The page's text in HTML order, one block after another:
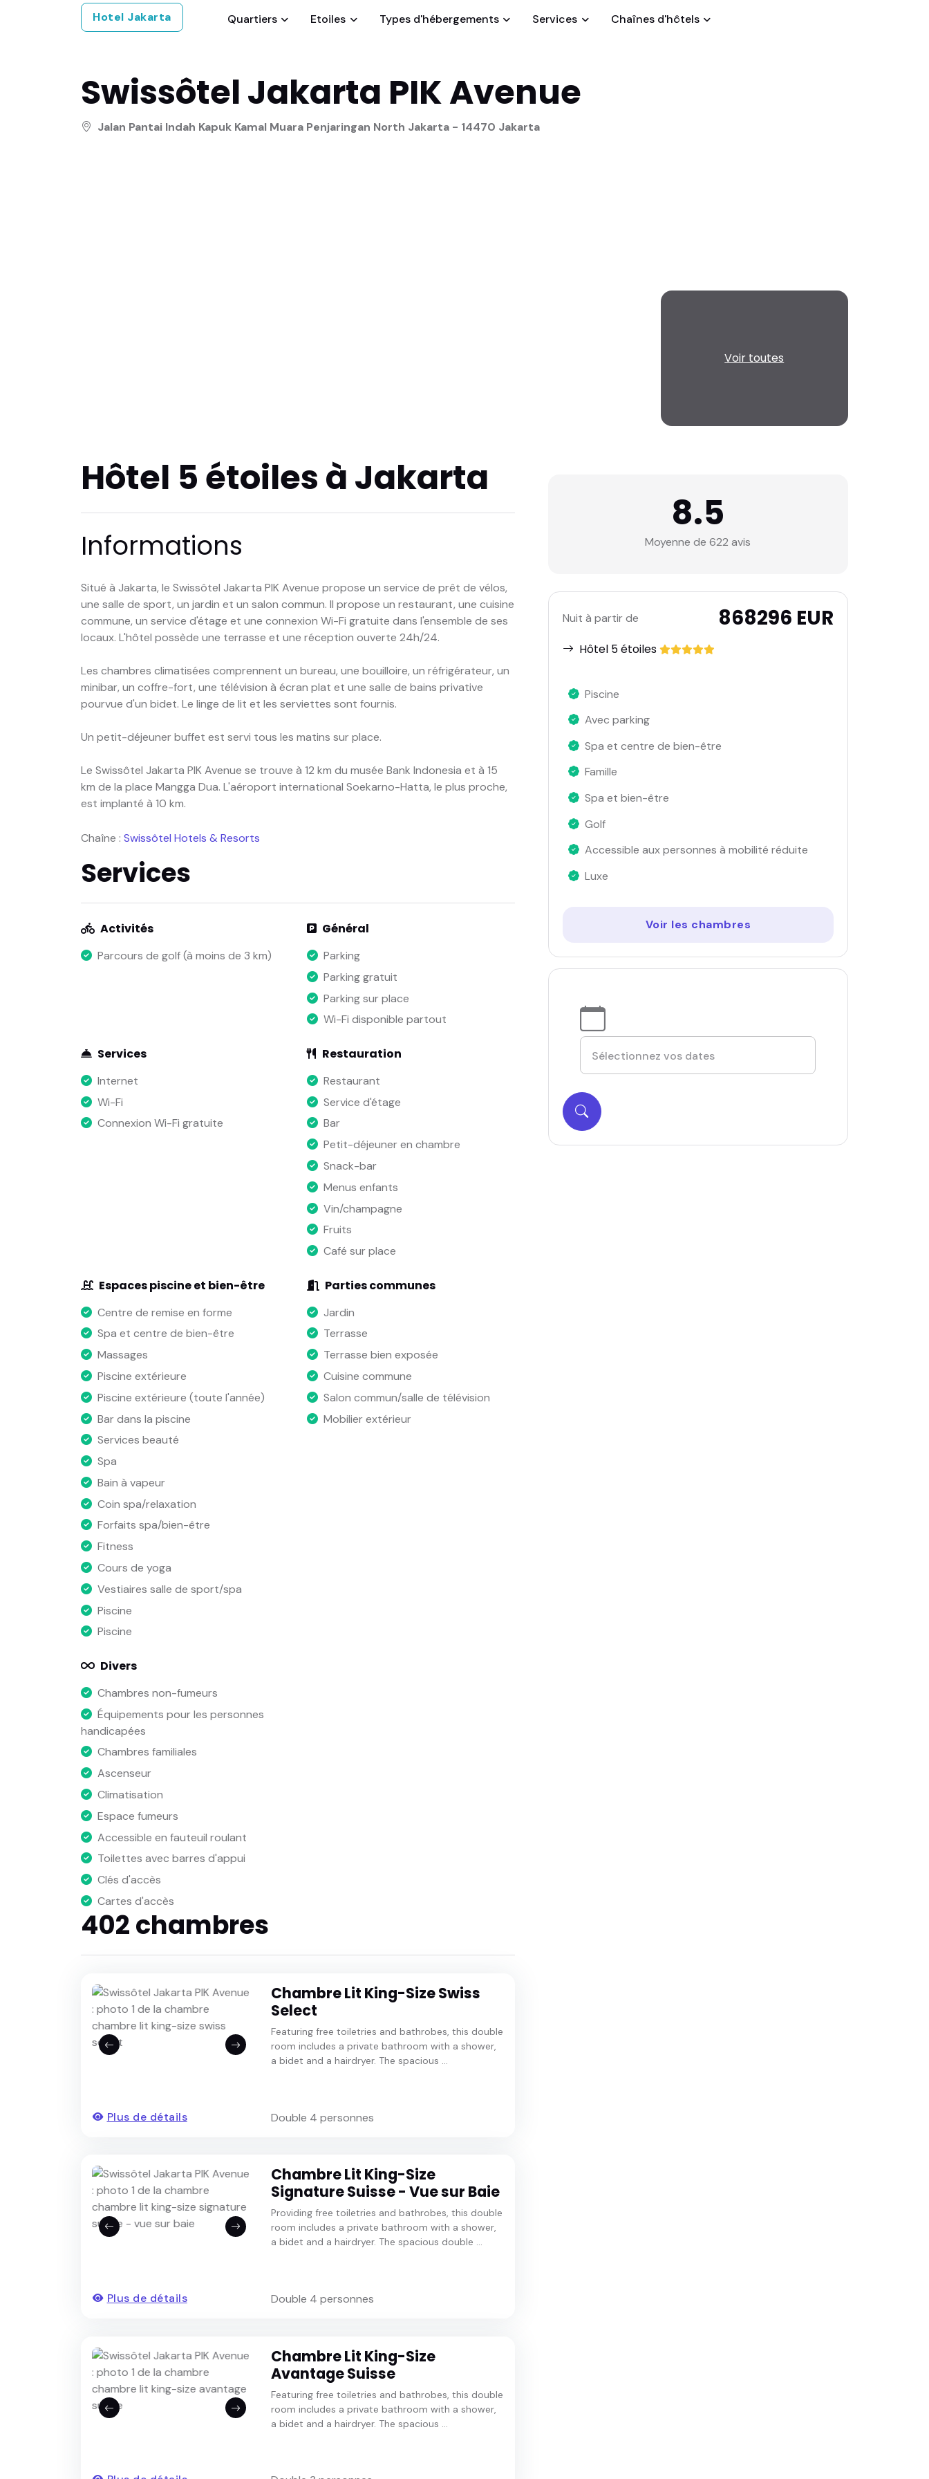
Hotel Jakarta Quartiers Etoiles Types d'hébergements Services Chaînes d'hôtels
Swissôtel Jakarta PIK Avenue
Jalan Pantai Indah Kapuk Kamal Muara Penjaringan North Jakarta - 14470 Jakarta
Voir toutes
Hôtel 5 étoiles à Jakarta
Informations
Situé à Jakarta, le Swissôtel Jakarta PIK Avenue propose un service de prêt de vélos,
une salle de sport, un jardin et un salon commun. Il propose un restaurant, une cuisine
commune, un service d'étage et une connexion Wi-Fi gratuite dans l'ensemble de ses
locaux. L'hôtel possède une terrasse et une réception ouverte 24h/24.
Les chambres climatisées comprennent un bureau, une bouilloire, un réfrigérateur, un
minibar, un coffre-fort, une télévision à écran plat et une salle de bains privative
pourvue d'un bidet. Le linge de lit et les serviettes sont fournis.
Un petit-déjeuner buffet est servi tous les matins sur place.
Le Swissôtel Jakarta PIK Avenue se trouve à 12 km du musée Bank Indonesia et à 15
km de la place Mangga Dua. L'aéroport international Soekarno-Hatta, le plus proche,
est implanté à 10 km.
Chaîne : Swissôtel Hotels & Resorts
Services
Activités
Parcours de golf (à moins de 3 km)
Général
Parking
Parking gratuit
Parking sur place
Wi-Fi disponible partout
Services
Internet
Wi-Fi
Connexion Wi-Fi gratuite
Restauration
Restaurant
Service d'étage
Bar
Petit-déjeuner en chambre
Snack-bar
Menus enfants
Vin/champagne
Fruits
Café sur place
Espaces piscine et bien-être
Centre de remise en forme
Spa et centre de bien-être
Massages
Piscine extérieure
Piscine extérieure (toute l'année)
Bar dans la piscine
Services beauté
Spa
Bain à vapeur
Coin spa/relaxation
Forfaits spa/bien-être
Fitness
Cours de yoga
Vestiaires salle de sport/spa
Piscine
Piscine
Parties communes
Jardin
Terrasse
Terrasse bien exposée
Cuisine commune
Salon commun/salle de télévision
Mobilier extérieur
Divers
Chambres non-fumeurs
Équipements pour les personnes
handicapées
Chambres familiales
Ascenseur
Climatisation
Espace fumeurs
Accessible en fauteuil roulant
Toilettes avec barres d'appui
Clés d'accès
Cartes d'accès
402 chambres
Plus de détails
Chambre Lit King-Size Swiss
Select
Featuring free toiletries and bathrobes, this double
room includes a private bathroom with a shower,
a bidet and a hairdryer. The spacious ...
Double 4 personnes
Plus de détails
Chambre Lit King-Size
Signature Suisse - Vue sur Baie
Providing free toiletries and bathrobes, this double
room includes a private bathroom with a shower,
a bidet and a hairdryer. The spacious double ...
Double 4 personnes
Chambre Lit King-Size
Avantage Suisse
Featuring free toiletries and bathrobes, this double
room includes a private bathroom with a shower,
a bidet and a hairdryer. The spacious ...
8.5
Moyenne de 622 avis
Nuit à partir de 868296 EUR
Hôtel 5 étoiles
Piscine
Avec parking
Spa et centre de bien-être
Famille
Spa et bien-être
Golf
Accessible aux personnes à mobilité réduite
Luxe
Voir les chambres